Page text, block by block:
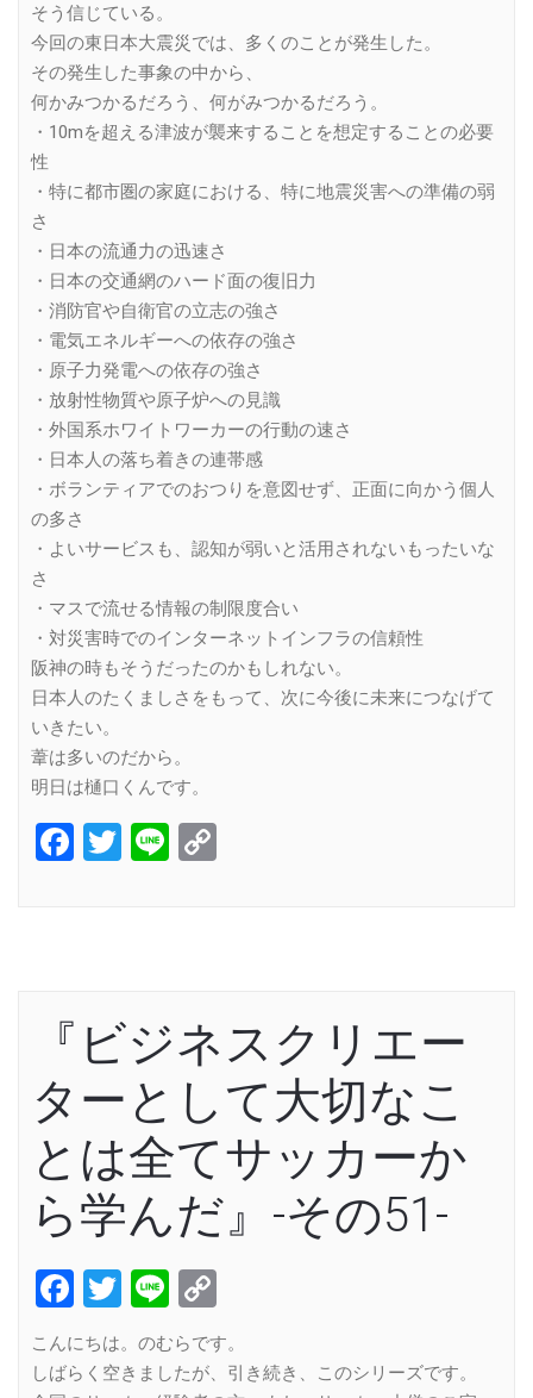
そう信じている。
今回の東日本大震災では、多くのことが発生した。
その発生した事象の中から、
何かみつかるだろう、何がみつかるだろう。
・10mを超える津波が襲来することを想定することの必要
性
・特に都市圏の家庭における、特に地震災害への準備の弱
さ
・日本の流通力の迅速さ
・日本の交通網のハード面の復旧力
・消防官や自衛官の立志の強さ
・電気エネルギーへの依存の強さ
・原子力発電への依存の強さ
・放射性物質や原子炉への見識
・外国系ホワイトワーカーの行動の速さ
・日本人の落ち着きの連帯感
・ボランティアでのおつりを意図せず、正面に向かう個人
の多さ
・よいサービスも、認知が弱いと活用されないもったいな
さ
・マスで流せる情報の制限度合い
・対災害時でのインターネットインフラの信頼性
阪神の時もそうだったのかもしれない。
日本人のたくましさをもって、次に今後に未来につなげて
いきたい。
葦は多いのだから。
明日は樋口くんです。
Facebook
Twitter
Line
『ビジネスクリエー
ターとして大切なこ
とは全てサッカーか
ら学んだ』-その51-
Facebook
Twitter
Line
Link
こんにちは。のむらです。
しばらく空きましたが、引き続き、このシリーズです。